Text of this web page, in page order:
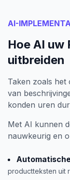
AI-
Hoe AI uw
uitbreiden
Taken zoals het
van
konden uren
Met AI kunnen
nauwkeurig en
productteksten uit